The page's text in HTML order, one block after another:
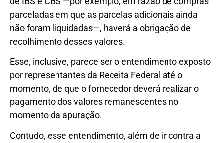
parceladas em que as parcelas adicionais ainda
não foram liquidadas—, haverá a obrigação de
recolhimento desses valores.
Esse, inclusive, parece ser o entendimento exposto
por representantes da Receita Federal até o
momento, de que o fornecedor deverá realizar o
pagamento dos valores remanescentes no
momento da apuração.
Contudo, esse entendimento, além de ir contra a